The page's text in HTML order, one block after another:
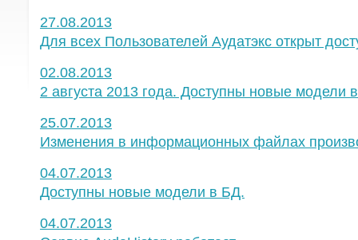
27.08.2013
Для всех Пользователей Аудатэкс открыт
02.08.2013
2 августа 2013 года. Доступны новые модели
25.07.2013
Изменения в информационных файлах
04.07.2013
Доступны новые модели в БД.
04.07.2013